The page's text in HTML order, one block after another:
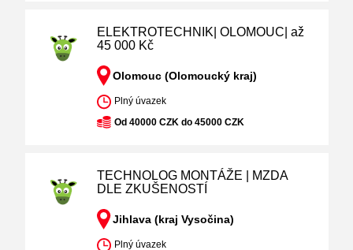
ELEKTROTECHNIK| OLOMOUC| až
45 000 Kč
Olomouc (Olomoucký kraj)
Plný úvazek
Od 40000 CZK do 45000 CZK
TECHNOLOG MONTÁŽE | MZDA
DLE ZKUŠENOSTÍ
Jihlava (kraj Vysočina)
Plný úvazek